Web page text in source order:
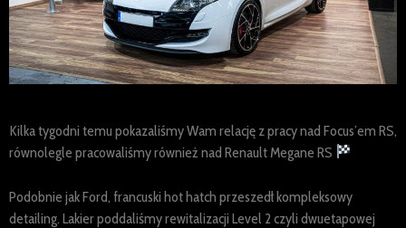
Kilka tygodni temu pokazaliśmy Wam relację z pracy nad Focus’em RS,
równolegle pracowaliśmy również nad Renault Megane RS
Podobnie jak Ford, francuski hot hatch przeszedł kompleksowy
detailing. Lakier poddaliśmy rewitalizacji Level 2 czyli dwuetapowej